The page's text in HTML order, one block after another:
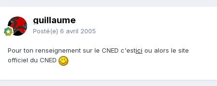
guillaume
Posté(e) 6 avril 2005
Pour ton renseignement sur le CNED c'estici ou alors le site
officiel du CNED